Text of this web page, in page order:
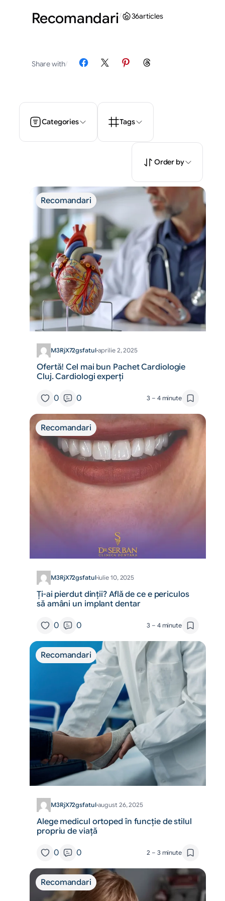
Recomandari/ 36articles
Share with/ Share on Facebook
Share on X Share on PinterestShare on Threads
Categories Tags
Order by
Recomandari
M3RjX72gsfatul·aprilie 2, 2025
Ofertă! Cel mai bun Pachet Cardiologie
Cluj. Cardiologi experți
0 0 3 – 4 minute
Recomandari
M3RjX72gsfatul·iulie 10, 2025
Ți-ai pierdut dinții? Află de ce e periculos
să amâni un implant dentar
0 0 3 – 4 minute
Recomandari
M3RjX72gsfatul·august 26, 2025
Alege medicul ortoped în funcție de stilul
propriu de viață
0 0 2 – 3 minute
Recomandari